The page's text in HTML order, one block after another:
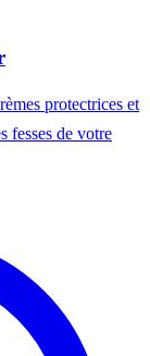
protectrices et
fesses de votre